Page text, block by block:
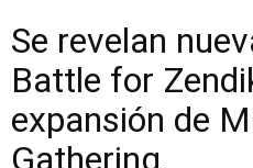
Se revelan
Battle for
expansión de
Gathering.